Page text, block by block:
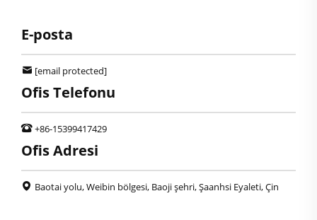
E-posta
[email protected]
Ofis Telefonu
+86-15399417429
Ofis Adresi
Baotai yolu, Weibin bölgesi, Baoji şehri, Şaanhsi Eyaleti, Çin